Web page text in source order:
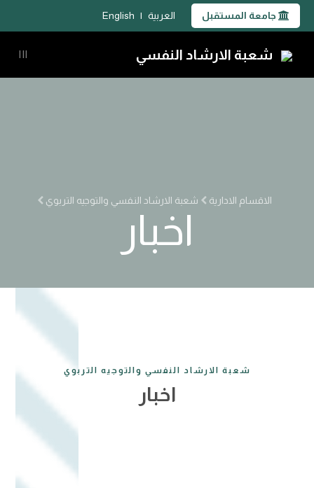
جامعة المستقبل العربية |
English
شعبة الارشاد النفسي |||
الاقسام الادارية شعبة الارشاد النفسي والتوجيه التربوي
اخبار
شعبة الارشاد النفسي والتوجيه التربوي
اخبار